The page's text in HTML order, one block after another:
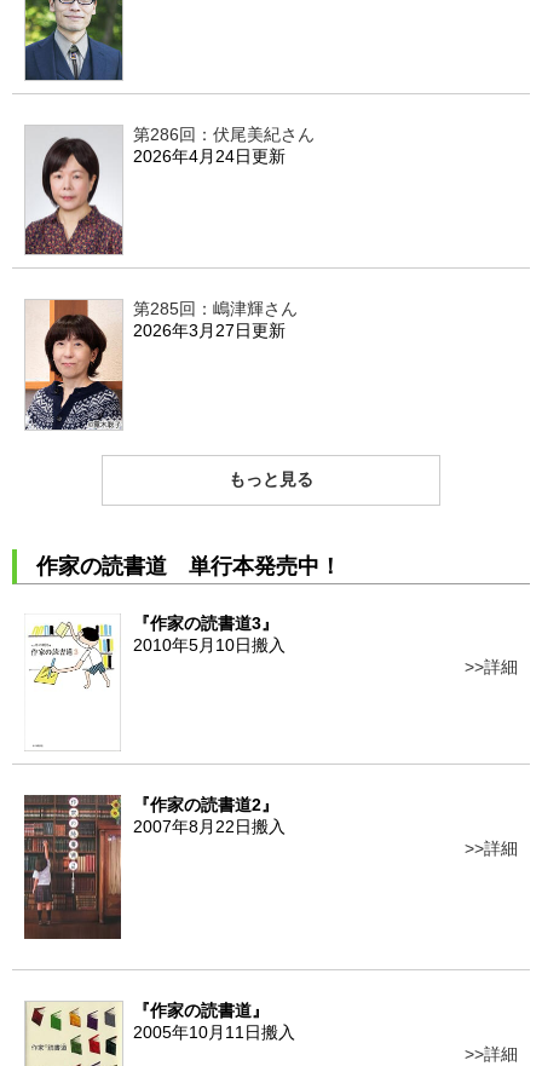
第286回：伏尾美紀さん
2026年4月24日更新
第285回：嶋津輝さん
2026年3月27日更新
もっと見る
作家の読書道 単行本発売中！
『作家の読書道3』
2010年5月10日搬入
詳細
『作家の読書道2』
2007年8月22日搬入
詳細
『作家の読書道』
2005年10月11日搬入
詳細